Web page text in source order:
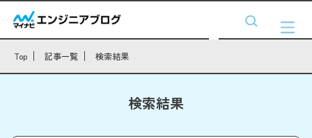
Top 記事一覧 検索結果
検索結果